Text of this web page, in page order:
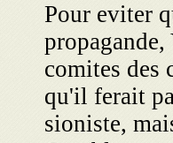
Pour eviter
comites des
qu'il ferait
sioniste,